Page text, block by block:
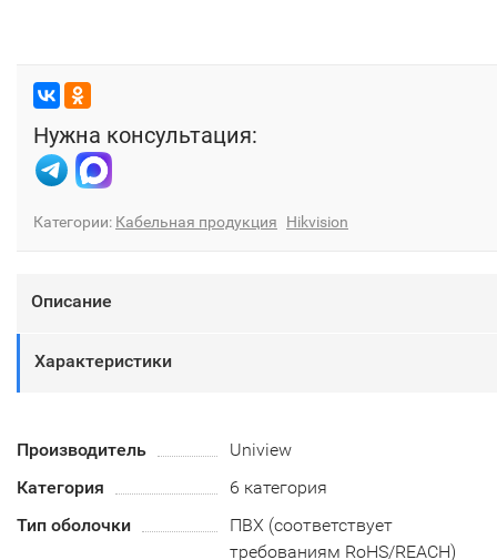
Нужна консультация:
Категории: Кабельная продукция Hikvision
Описание
Характеристики
Производитель
Uniview
Категория
6 категория
Тип оболочки
ПВХ (соответствует
требованиям RoHS/REACH)